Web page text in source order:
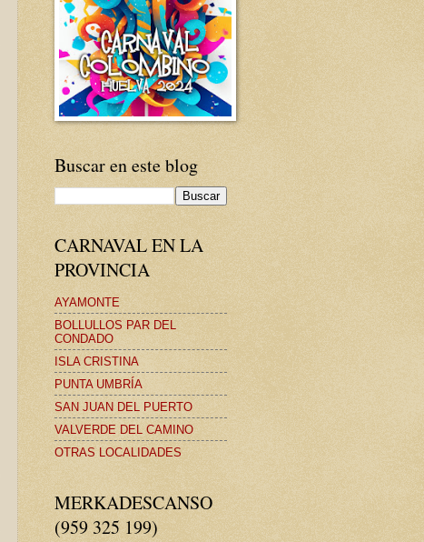
Buscar en este blog
CARNAVAL EN LA
PROVINCIA
AYAMONTE
BOLLULLOS PAR DEL
CONDADO
ISLA CRISTINA
PUNTA UMBRÍA
SAN JUAN DEL PUERTO
VALVERDE DEL CAMINO
OTRAS LOCALIDADES
MERKADESCANSO
(959 325 199)